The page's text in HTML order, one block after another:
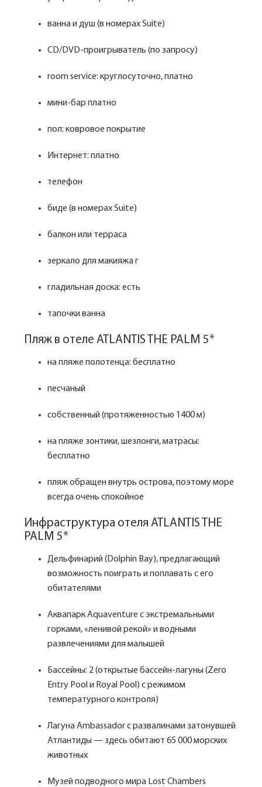
ванна и душ (в номерах Suite)
CD/DVD-проигрыватель (по запросу)
room service: круглосуточно, платно
мини-бар платно
пол: ковровое покрытие
Интернет: платно
телефон
биде (в номерах Suite)
балкон или терраса
зеркало для макияжа г
гладильная доска: есть
тапочки ванна
Пляж в отеле ATLANTIS THE PALM 5*
на пляже полотенца: бесплатно
песчаный
собственный (протяженностью 1400 м)
на пляже зонтики, шезлонги, матрасы:
бесплатно
пляж обращен внутрь острова, поэтому море
всегда очень спокойное
Инфраструктура отеля ATLANTIS THE
PALM 5*
Дельфинарий (Dolphin Bay), предлагающий
возможность поиграть и поплавать с его
обитателями
Аквапарк Aquaventure с экстремальными
горками, «ленивой рекой» и водными
развлечениями для малышей
Бассейны: 2 (открытые бассейн-лагуны (Zero
Entry Pool и Royal Pool) с режимом
температурного контроля)
Лагуна Ambassador с развалинами затонувшей
Атлантиды — здесь обитают 65 000 морских
животных
Музей подводного мира Lost Chambers